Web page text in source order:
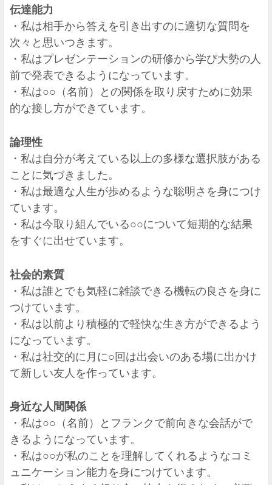
伝達能力
・私は相手から答えを引き出すのに適切な質問を
次々と思いつきます。
・私はプレゼンテーションの研修から学び大勢の人
前で発表できるようになっています。
・私は○○（名前）との関係を取り戻すために効果
的な接し方ができています。
論理性
・私は自分が考えている以上の多様な選択肢がある
ことに気づきました。
・私は最適な人生が歩めるような聡明さを身につけ
ています。
・私は今取り組んでいる○○について短期的な結果
をすぐに出せています。
社会的素質
・私は誰とでも気軽に雑談できる機転の良さを身に
つけています。
・私は以前より積極的で軽快な生き方ができるよう
になっています。
・私は社交的に月に○回は出会いのある場に出かけ
て新しい友人を作っています。
身近な人間関係
・私は○○（名前）とフランクで前向きな会話がで
きるようになっています。
・私は○○が私のことを理解してくれるようなコミ
ュニケーション能力を身につけています。